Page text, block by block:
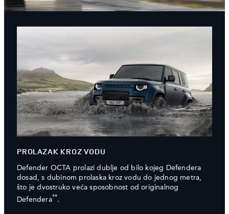
PROLAZAK KROZ VODU
Defender OCTA prolazi dublje od bilo kojeg Defendera
dosad, s dubinom prolaska kroz vodu do jednog metra,
što je dvostruko veća sposobnost od originalnog
Defendera**.